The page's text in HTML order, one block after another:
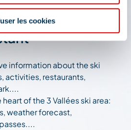
les cookies
app: your
information about the ski
activities, restaurants,
heart of the 3 Vallées ski area:
weather forecast,